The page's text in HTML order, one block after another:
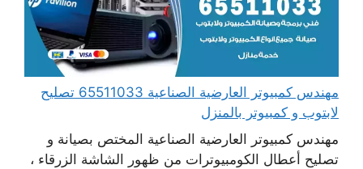
مهندس كمبيوتر العارضية الصناعية 65511033 تصليح
لابتوب و كمبيوتر بالمنزل
مهندس كمبيوتر العارضية الصناعية المختص بصيانة و
تصليح أعطال الكومبيوترات من ظهور الشاشة الزرقاء ،